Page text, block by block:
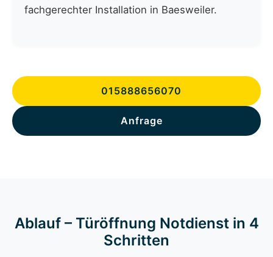
fachgerechter Installation in Baesweiler.
015888656070
Anfrage
Ablauf – Türöffnung Notdienst in 4
Schritten